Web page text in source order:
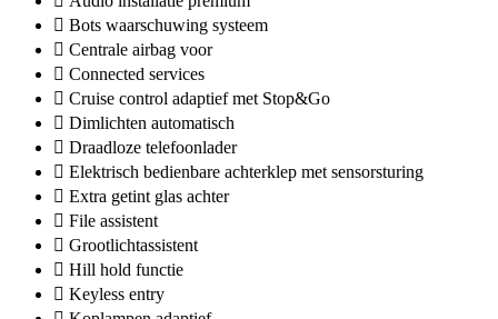
Bots waarschuwing systeem
Centrale airbag voor
Connected services
Cruise control adaptief met Stop&Go
Dimlichten automatisch
Draadloze telefoonlader
Elektrisch bedienbare achterklep met sensorsturing
Extra getint glas achter
File assistent
Grootlichtassistent
Hill hold functie
Keyless entry